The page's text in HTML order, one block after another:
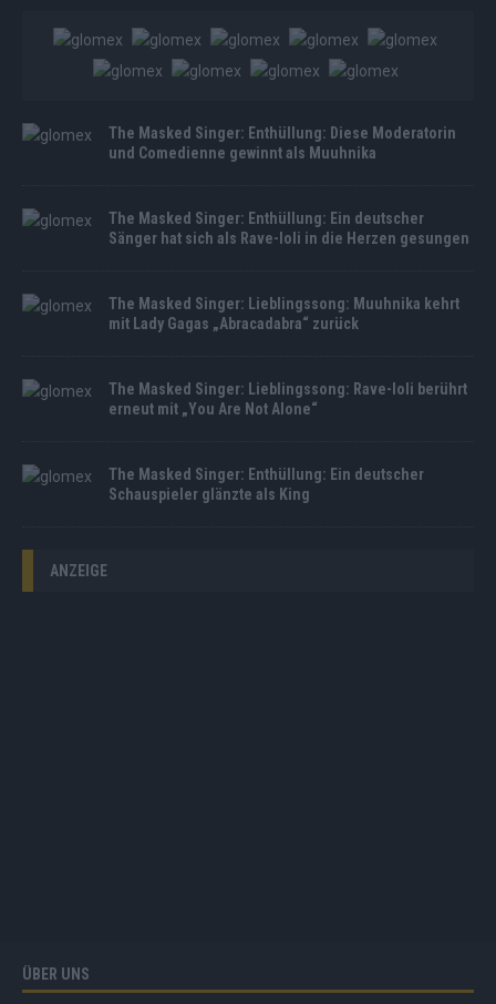
The Masked Singer: Enthüllung: Diese Moderatorin
und Comedienne gewinnt als Muuhnika
The Masked Singer: Enthüllung: Ein deutscher
Sänger hat sich als Rave-Ioli in die Herzen gesungen
The Masked Singer: Lieblingssong: Muuhnika kehrt
mit Lady Gagas „Abracadabra“ zurück
The Masked Singer: Lieblingssong: Rave-Ioli berührt
erneut mit „You Are Not Alone“
The Masked Singer: Enthüllung: Ein deutscher
Schauspieler glänzte als King
ANZEIGE
ÜBER UNS